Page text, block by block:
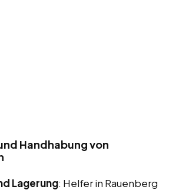
Handhabung von
Lagerung: Helfer in Rauenberg